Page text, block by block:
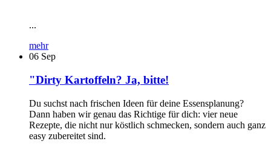
...
mehr
06 Sep
"Dirty Kartoffeln? Ja, bitte!
Du suchst nach frischen Ideen für deine Essensplanung?
Dann haben wir genau das Richtige für dich: vier neue
Rezepte, die nicht nur köstlich schmecken, sondern auch ganz
easy zubereitet sind.